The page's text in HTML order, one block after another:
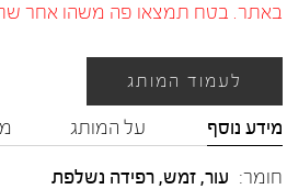
באתר. בטח תמצאו פה משהו אחר
לעמוד המותג
מידע נוסף על המותג
חומר: עור, זמש, רפידה נשלפת